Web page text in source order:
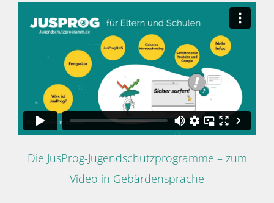
Die JusProg-Jugendschutzprogramme – zum
Video in Gebärdensprache